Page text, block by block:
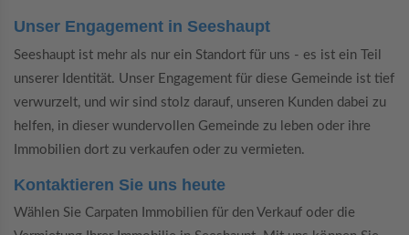
Unser Engagement in Seeshaupt
Seeshaupt ist mehr als nur ein Standort für uns - es ist ein Teil
unserer Identität. Unser Engagement für diese Gemeinde ist tief
verwurzelt, und wir sind stolz darauf, unseren Kunden dabei zu
helfen, in dieser wundervollen Gemeinde zu leben oder ihre
Immobilien dort zu verkaufen oder zu vermieten.
Kontaktieren Sie uns heute
Wählen Sie Carpaten Immobilien für den Verkauf oder die